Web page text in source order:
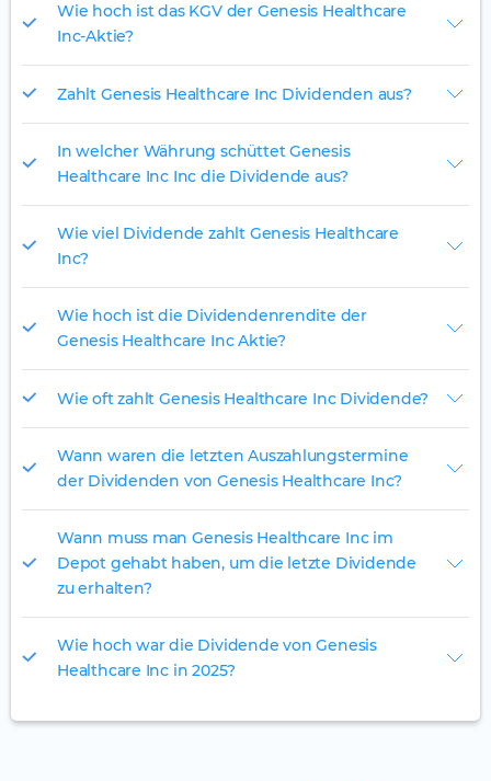
Wie hoch ist das KGV der Genesis Healthcare
Inc-Aktie?
Zahlt Genesis Healthcare Inc Dividenden aus?
In welcher Währung schüttet Genesis
Healthcare Inc Inc die Dividende aus?
Wie viel Dividende zahlt Genesis Healthcare
Inc?
Wie hoch ist die Dividendenrendite der
Genesis Healthcare Inc Aktie?
Wie oft zahlt Genesis Healthcare Inc Dividende?
Wann waren die letzten Auszahlungstermine
der Dividenden von Genesis Healthcare Inc?
Wann muss man Genesis Healthcare Inc im
Depot gehabt haben, um die letzte Dividende
zu erhalten?
Wie hoch war die Dividende von Genesis
Healthcare Inc in 2025?